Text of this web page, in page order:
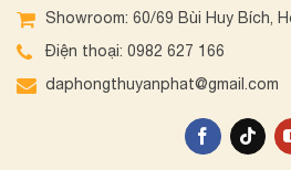
Showroom: 60/69 Bùi Huy Bích,
Điện thoại: 0982 627 166
daphongthuyanphat@gmail.com